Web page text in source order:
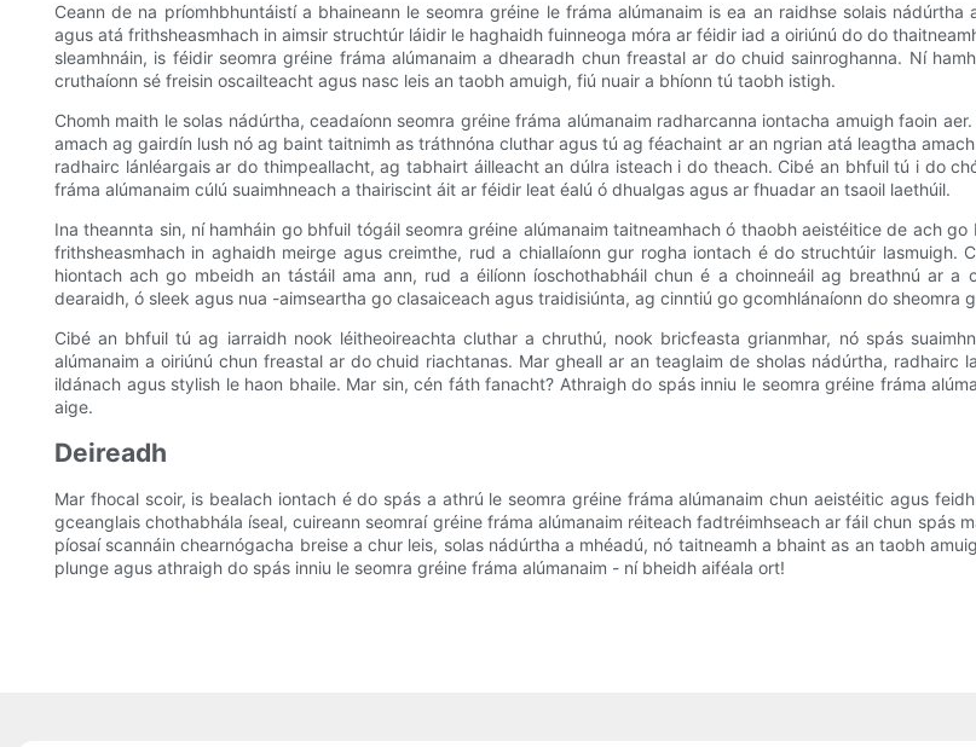
Ceann de na príomhbhuntáistí a bhaineann le seomra gréine le fráma alúmanaim is ea an raidhse solais
agus atá frithsheasmhach in aimsir struchtúr láidir le haghaidh fuinneoga móra ar féidir iad a oiriúnú do do
sleamhnáin, is féidir seomra gréine fráma alúmanaim a dhearadh chun freastal ar do chuid sainroghanna. Ní
cruthaíonn sé freisin oscailteacht agus nasc leis an taobh amuigh, fiú nuair a bhíonn tú taobh istigh.
Chomh maith le solas nádúrtha, ceadaíonn seomra gréine fráma alúmanaim radharcanna iontacha amuigh faoin
amach ag gairdín lush nó ag baint taitnimh as tráthnóna cluthar agus tú ag féachaint ar an ngrian atá leagtha
radhairc lánléargais ar do thimpeallacht, ag tabhairt áilleacht an dúlra isteach i do theach. Cibé an bhfuil tú i do
fráma alúmanaim cúlú suaimhneach a thairiscint áit ar féidir leat éalú ó dhualgas agus ar fhuadar an tsaoil laethúil.
Ina theannta sin, ní hamháin go bhfuil tógáil seomra gréine alúmanaim taitneamhach ó thaobh aeistéitice de ach
frithsheasmhach in aghaidh meirge agus creimthe, rud a chiallaíonn gur rogha iontach é do struchtúir lasmuigh.
hiontach ach go mbeidh an tástáil ama ann, rud a éilíonn íoschothabháil chun é a choinneáil ag breathnú ar a
dearaidh, ó sleek agus nua -aimseartha go clasaiceach agus traidisiúnta, ag cinntiú go gcomhlánaíonn do sheomra
Cibé an bhfuil tú ag iarraidh nook léitheoireachta cluthar a chruthú, nook bricfeasta grianmhar, nó spás
alúmanaim a oiriúnú chun freastal ar do chuid riachtanas. Mar gheall ar an teaglaim de sholas nádúrtha, radhairc
ildánach agus stylish le haon bhaile. Mar sin, cén fáth fanacht? Athraigh do spás inniu le seomra gréine fráma
aige.
Deireadh
Mar fhocal scoir, is bealach iontach é do spás a athrú le seomra gréine fráma alúmanaim chun aeistéitic agus
gceanglais chothabhála íseal, cuireann seomraí gréine fráma alúmanaim réiteach fadtréimhseach ar fáil chun spás
píosaí scannáin chearnógacha breise a chur leis, solas nádúrtha a mhéadú, nó taitneamh a bhaint as an taobh
plunge agus athraigh do spás inniu le seomra gréine fráma alúmanaim - ní bheidh aiféala ort!